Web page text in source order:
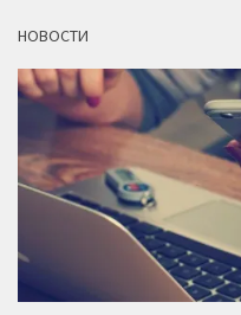
НОВОСТИ